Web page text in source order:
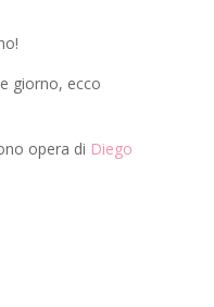
giorno, ecco
opera di Diego